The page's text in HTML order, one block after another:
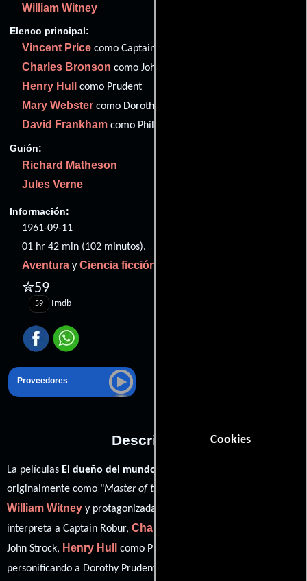
Cookies
William Witney
Elenco principal:
Vincent Price como Captain Robur
Charles Bronson como John Strock
Henry Hull como Prudent
Mary Webster como Dorothy Prudent
David Frankham como Phillip Evans
Guión:
Richard Matheson
Jules Verne
Información:
1961-09-11
01 hr 42 min (102 minutos).
Aventura y Ciencia ficción
✮59
59 Imdb
Proveedores
Descripción
La películas El dueño del mundo
originalmente como "Master of the World
William Witney y protagonizada por
interpreta a Captain Robur, Charles Bronson
John Strock, Henry Hull como Prudent,
personificando a Dorothy Prudent y